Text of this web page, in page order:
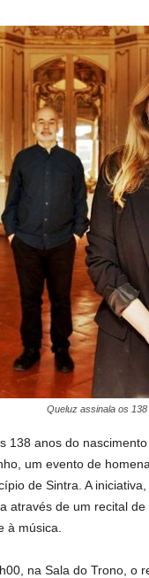
Queluz assinala os
138 anos do
um evento de
de Sintra. A
através de um recital
à música.
na Sala do Trono, o